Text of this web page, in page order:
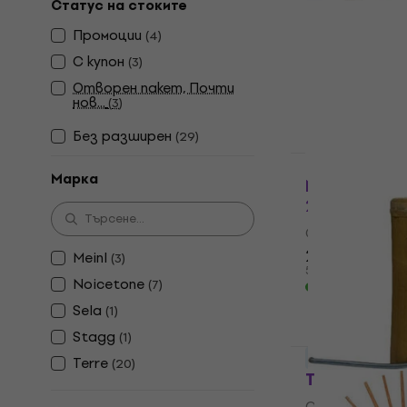
Статус на стоките
Промоции (4)
С купон (3)
Отворен пакет, Почти
нов...(3)
Без pазширен (29)
Марка
Meinl (3)
Noicetone (7)
Sela (1)
Stagg (1)
Terre (20)
Noicetone
Специална
2,69 €
5,26 лв
Terre
За